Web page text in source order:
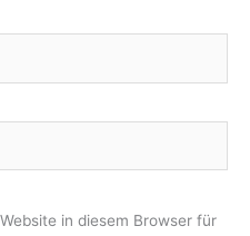
in diesem Browser für